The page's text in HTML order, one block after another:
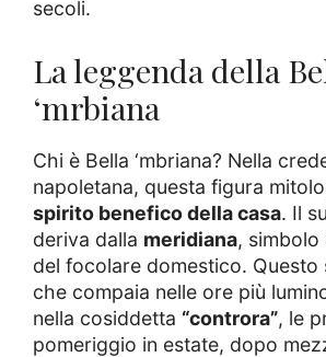
secoli.
La leggenda della
‘mrbiana
Chi è Bella ‘mbriana? Nella
napoletana, questa figura
spirito benefico della casa. Il
deriva dalla meridiana,
del focolare domestico. Questo
che compaia nelle ore più
nella cosiddetta “controra”, le
pomeriggio in estate, dopo